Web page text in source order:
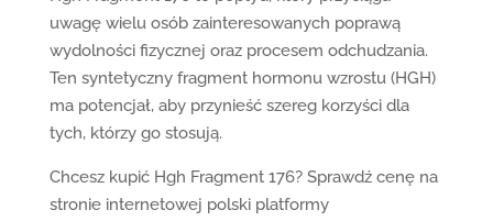
uwagę wielu osób zainteresowanych poprawą
wydolności fizycznej oraz procesem odchudzania.
Ten syntetyczny fragment hormonu wzrostu (HGH)
ma potencjał, aby przynieść szereg korzyści dla
tych, którzy go stosują.
Chcesz kupić Hgh Fragment 176? Sprawdź cenę na
stronie internetowej polski platformy